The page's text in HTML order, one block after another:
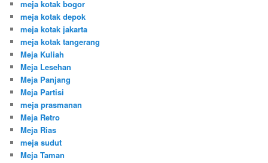
meja kotak bogor
meja kotak depok
meja kotak jakarta
meja kotak tangerang
Meja Kuliah
Meja Lesehan
Meja Panjang
Meja Partisi
meja prasmanan
Meja Retro
Meja Rias
meja sudut
Meja Taman